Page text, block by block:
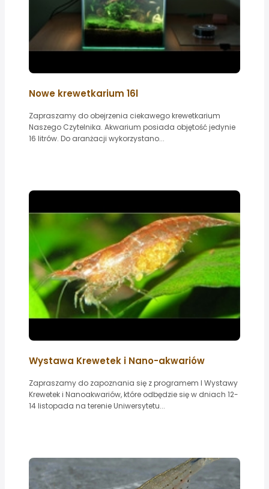
Nowe krewetkarium 16l
Zapraszamy do obejrzenia ciekawego krewetkarium
Naszego Czytelnika. Akwarium posiada objętość jedynie
16 litrów. Do aranżacji wykorzystano...
Wystawa Krewetek i Nano-akwariów
Zapraszamy do zapoznania się z programem I Wystawy
Krewetek i Nanoakwariów, które odbędzie się w dniach 12-
14 listopada na terenie Uniwersytetu...